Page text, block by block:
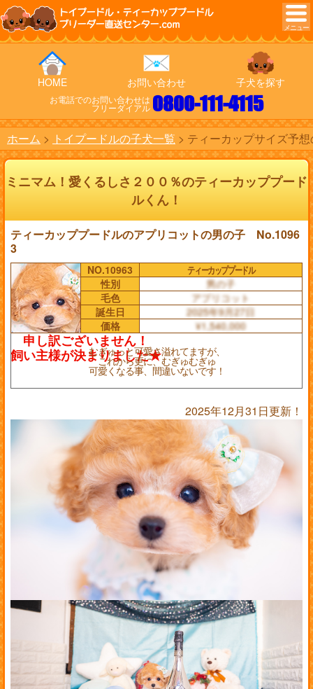
トイプードル・ティーカッププードル
ブリーダー直送センター.com
HOME お問い合わせ 子犬を探す
お電話でのお問い合わせは
フリーダイアル 0800-111-4115
ホーム トイプードルの子犬一覧 ティーカップサイズ予
ミニマム！愛くるしさ２００％のティーカッププード
ルくん！
ティーカッププードルのアプリコットの男の子 No.1096
3
NO.10963
ティーカッププードル
性別
男の子
毛色
アプリコット
誕生日
2025年9月27日
価格
¥1,540,000
むぎゅっと可愛さ溢れてますが、
これから更に、むぎゅむぎゅ
可愛くなる事、間違いないです！
2025年12月31日更新！